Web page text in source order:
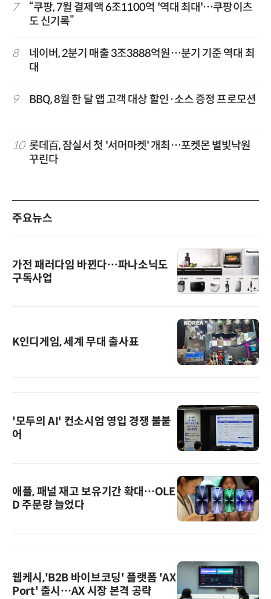
7
“쿠팡, 7월 결제액 6조1100억 '역대 최대'…쿠팡이츠
도 신기록”
8
네이버, 2분기 매출 3조3888억원…분기 기준 역대 최
대
9 BBQ, 8월 한 달 앱 고객 대상 할인·소스 증정 프로모션
10 롯데百, 잠실서 첫 '서머마켓' 개최…포켓몬 별빛낙원
꾸린다
주요뉴스
가전 패러다임 바뀐다…파나소닉도
구독사업
K인디게임, 세계 무대 출사표
'모두의 AI' 컨소시엄 영입 경쟁 불붙
어
애플, 패널 재고 보유기간 확대…OLE
D 주문량 늘었다
웹케시,'B2B 바이브코딩' 플랫폼 'AX
Port' 출시…AX 시장 본격 공략